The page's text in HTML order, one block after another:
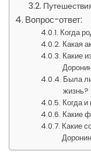
Вопрос-ответ:
Когда
Какая
Какие
Была
жизнь?
Когда
Какие
Какие